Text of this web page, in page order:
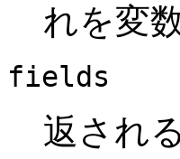
れを変
fields
返され